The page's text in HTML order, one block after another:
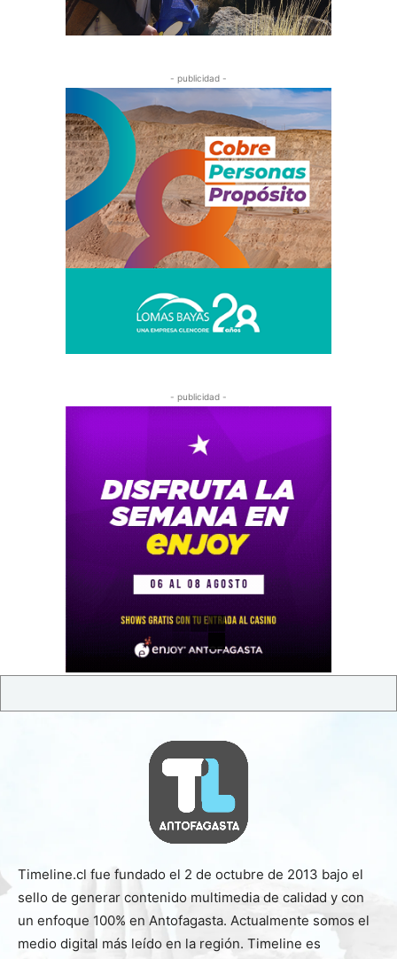
- publicidad -
- publicidad -
Timeline.cl fue fundado el 2 de octubre de 2013 bajo el
sello de generar contenido multimedia de calidad y con
un enfoque 100% en Antofagasta. Actualmente somos el
medio digital más leído en la región. Timeline es